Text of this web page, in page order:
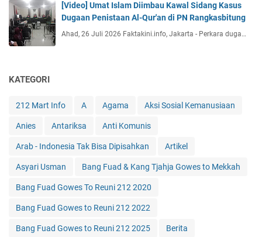
[Video] Umat Islam Diimbau Kawal Sidang Kasus
Dugaan Penistaan Al-Qur'an di PN Rangkasbitung
Ahad, 26 Juli 2026 Faktakini.info, Jakarta - Perkara duga…
KATEGORI
212 Mart Info A Agama Aksi Sosial Kemanusiaan
Anies Antariksa Anti Komunis
Arab - Indonesia Tak Bisa Dipisahkan Artikel
Asyari Usman Bang Fuad & Kang Tjahja Gowes to Mekkah
Bang Fuad Gowes To Reuni 212 2020
Bang Fuad Gowes to Reuni 212 2022
Bang Fuad Gowes to Reuni 212 2025 Berita